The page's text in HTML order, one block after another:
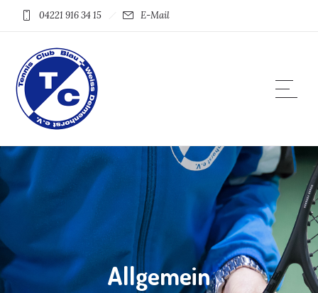
04221 916 34 15 E-Mail
Allgemein